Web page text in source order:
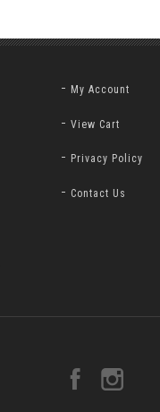
My Account
View Cart
Privacy Policy
Contact Us